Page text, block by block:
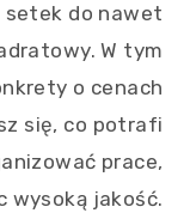
setek do nawet
W tym
o cenach
się, co potrafi
prace,
wysoką jakość.